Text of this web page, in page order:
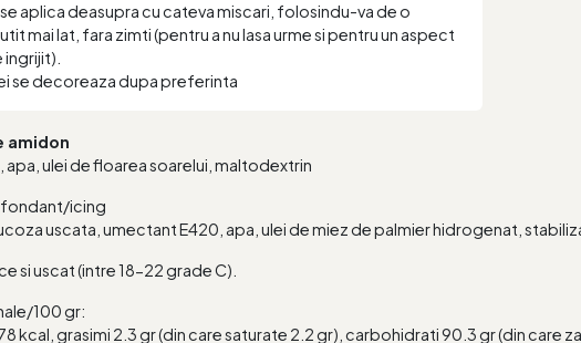
aplica deasupra cu cateva miscari, folosindu-va de o
mai lat, fara zimti (pentru a nu lasa urme si pentru un aspect
se decoreaza dupa preferinta
amidon
ulei de floarea soarelui, maltodextrin
icing
uscata, umectant E420, apa, ulei de miez de palmier hidrogenat,
si uscat (intre 18-22 grade C).
100 gr:
kcal, grasimi 2.3 gr (din care saturate 2.2 gr), carbohidrati 90.3 gr (din care